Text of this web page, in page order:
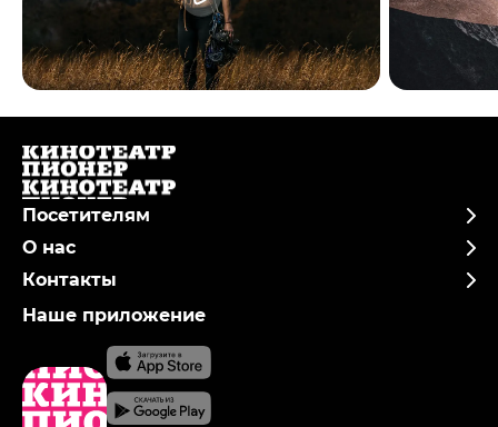
Посетителям
О нас
Контакты
Наше приложение